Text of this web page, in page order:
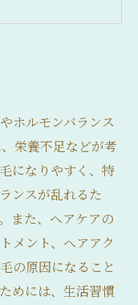
ホルモンバランス
栄養不足などが考
になりやすく、特
ンスが乱れるた
また、ヘアケアの
メント、ヘアアク
の原因になること
めには、生活習慣